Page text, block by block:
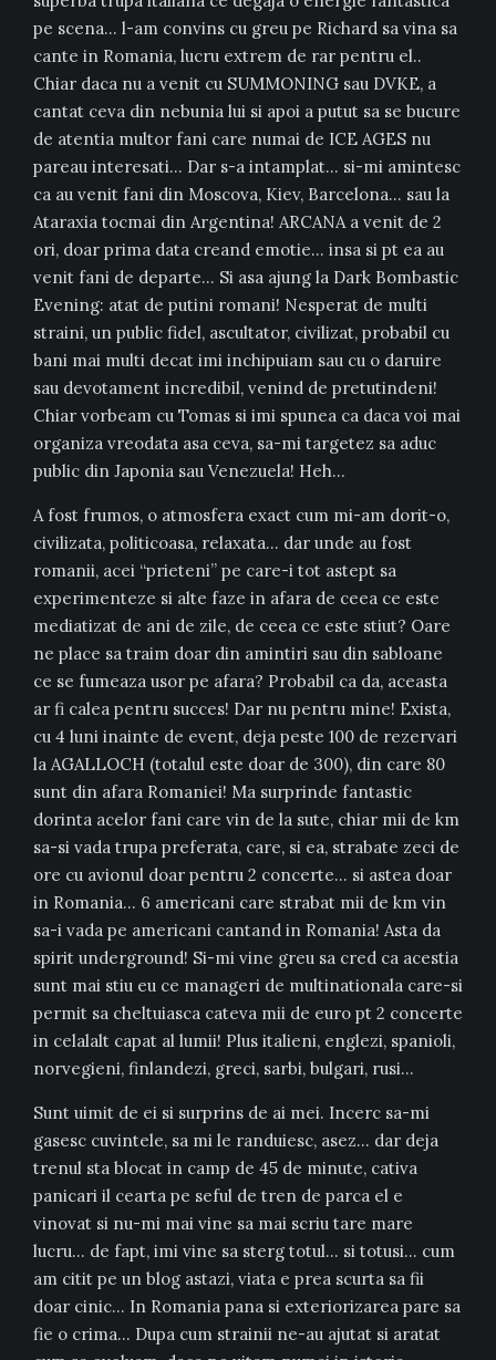
pe scena… l-am convins cu greu pe Richard sa vina sa
cante in Romania, lucru extrem de rar pentru el..
Chiar daca nu a venit cu SUMMONING sau DVKE, a
cantat ceva din nebunia lui si apoi a putut sa se bucure
de atentia multor fani care numai de ICE AGES nu
pareau interesati… Dar s-a intamplat… si-mi amintesc
ca au venit fani din Moscova, Kiev, Barcelona… sau la
Ataraxia tocmai din Argentina! ARCANA a venit de 2
ori, doar prima data creand emotie… insa si pt ea au
venit fani de departe… Si asa ajung la Dark Bombastic
Evening: atat de putini romani! Nesperat de multi
straini, un public fidel, ascultator, civilizat, probabil cu
bani mai multi decat imi inchipuiam sau cu o daruire
sau devotament incredibil, venind de pretutindeni!
Chiar vorbeam cu Tomas si imi spunea ca daca voi mai
organiza vreodata asa ceva, sa-mi targetez sa aduc
public din Japonia sau Venezuela! Heh…
A fost frumos, o atmosfera exact cum mi-am dorit-o,
civilizata, politicoasa, relaxata… dar unde au fost
romanii, acei “prieteni” pe care-i tot astept sa
experimenteze si alte faze in afara de ceea ce este
mediatizat de ani de zile, de ceea ce este stiut? Oare
ne place sa traim doar din amintiri sau din sabloane
ce se fumeaza usor pe afara? Probabil ca da, aceasta
ar fi calea pentru succes! Dar nu pentru mine! Exista,
cu 4 luni inainte de event, deja peste 100 de rezervari
la AGALLOCH (totalul este doar de 300), din care 80
sunt din afara Romaniei! Ma surprinde fantastic
dorinta acelor fani care vin de la sute, chiar mii de km
sa-si vada trupa preferata, care, si ea, strabate zeci de
ore cu avionul doar pentru 2 concerte… si astea doar
in Romania… 6 americani care strabat mii de km vin
sa-i vada pe americani cantand in Romania! Asta da
spirit underground! Si-mi vine greu sa cred ca acestia
sunt mai stiu eu ce manageri de multinationala care-si
permit sa cheltuiasca cateva mii de euro pt 2 concerte
in celalalt capat al lumii! Plus italieni, englezi, spanioli,
norvegieni, finlandezi, greci, sarbi, bulgari, rusi…
Sunt uimit de ei si surprins de ai mei. Incerc sa-mi
gasesc cuvintele, sa mi le randuiesc, asez… dar deja
trenul sta blocat in camp de 45 de minute, cativa
panicari il cearta pe seful de tren de parca el e
vinovat si nu-mi mai vine sa mai scriu tare mare
lucru… de fapt, imi vine sa sterg totul… si totusi… cum
am citit pe un blog astazi, viata e prea scurta sa fii
doar cinic… In Romania pana si exteriorizarea pare sa
fie o crima… Dupa cum strainii ne-au ajutat si aratat